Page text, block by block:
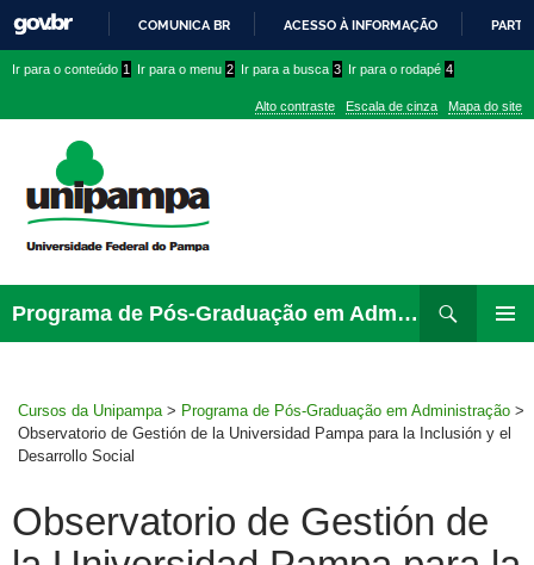
PARA
CONTEÚDO
COMUNICA BR ACESSO À INFORMAÇÃO
conteúdo
menu
superior
menu
Ir para o conteúdo 1 Ir para o menu 2 Ir para a busca 3 Ir para o rodapé 4
Alto contraste Escala de cinza Mapa do site
Programa de Pós-Graduação em Administração
para
Cursos da Unipampa > Programa de Pós-Graduação em Administração >
Observatorio de Gestión de la Universidad Pampa para la Inclusión y el
Desarrollo Social
Observatorio de Gestión de